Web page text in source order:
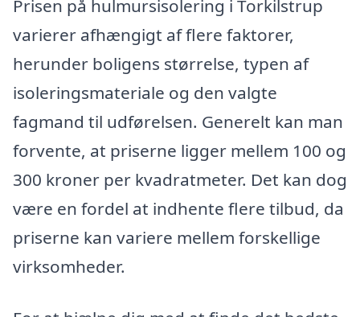
Prisen på hulmursisolering i Torkilstrup
varierer afhængigt af flere faktorer,
herunder boligens størrelse, typen af
isoleringsmateriale og den valgte
fagmand til udførelsen. Generelt kan man
forvente, at priserne ligger mellem 100 og
300 kroner per kvadratmeter. Det kan dog
være en fordel at indhente flere tilbud, da
priserne kan variere mellem forskellige
virksomheder.